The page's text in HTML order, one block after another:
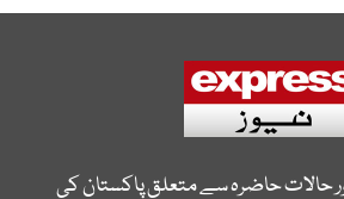
حالات حاضرہ سے متعلق پاکستان کی